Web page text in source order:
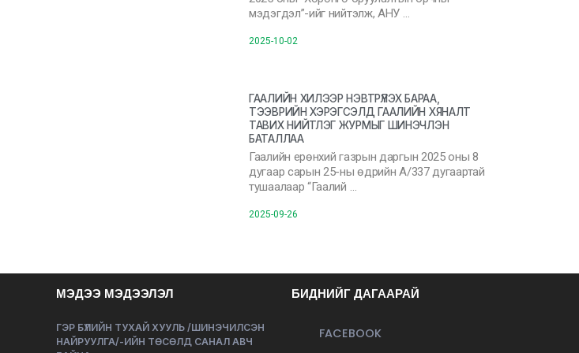
мэдэгдэл”-ийг нийтэлж, АНУ …
2025-10-02
ГААЛИЙН ХИЛЭЭР НЭВТРҮҮЛЭХ БАРАА,
ТЭЭВРИЙН ХЭРЭГСЭЛД ГААЛИЙН ХЯНАЛТ
ТАВИХ НИЙТЛЭГ ЖУРМЫГ ШИНЭЧЛЭН
БАТАЛЛАА
Гаалийн ерөнхий газрын даргын 2025 оны 8
дугаар сарын 25-ны өдрийн А/337 дугаартай
тушаалаар “Гаалий …
2025-09-26
МЭДЭЭ МЭДЭЭЛЭЛ
ГЭР БҮЛИЙН ТУХАЙ ХУУЛЬ /ШИНЭЧИЛСЭН
НАЙРУУЛГА/-ИЙН ТӨСӨЛД САНАЛ АВЧ
БИДНИЙГ ДАГААРАЙ
FACEBOOK